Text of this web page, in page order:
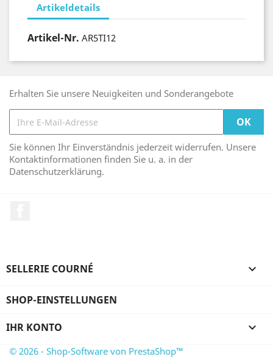
Artikeldetails
Artikel-Nr. AR5TI12
Erhalten Sie unsere Neuigkeiten und Sonderangebote
Sie können Ihr Einverständnis jederzeit widerrufen. Unsere
Kontaktinformationen finden Sie u. a. in der
Datenschutzerklärung.
SELLERIE COURNÉ 
SHOP-EINSTELLUNGEN
IHR KONTO 
© 2026 - Shop-Software von PrestaShop™